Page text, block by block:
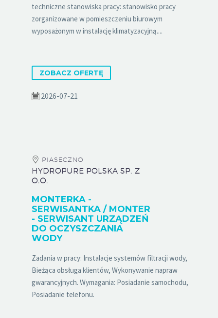
techniczne stanowiska pracy: stanowisko pracy
zorganizowane w pomieszczeniu biurowym
wyposażonym w instalację klimatyzacyjną....
ZOBACZ OFERTĘ
2026-07-21
PIASECZNO
HYDROPURE POLSKA SP. Z
O.O.
MONTERKA -
SERWISANTKA / MONTER
- SERWISANT URZĄDZEŃ
DO OCZYSZCZANIA
WODY
Zadania w pracy: Instalacje systemów filtracji wody,
Bieżąca obsługa klientów, Wykonywanie napraw
gwarancyjnych. Wymagania: Posiadanie samochodu,
Posiadanie telefonu.